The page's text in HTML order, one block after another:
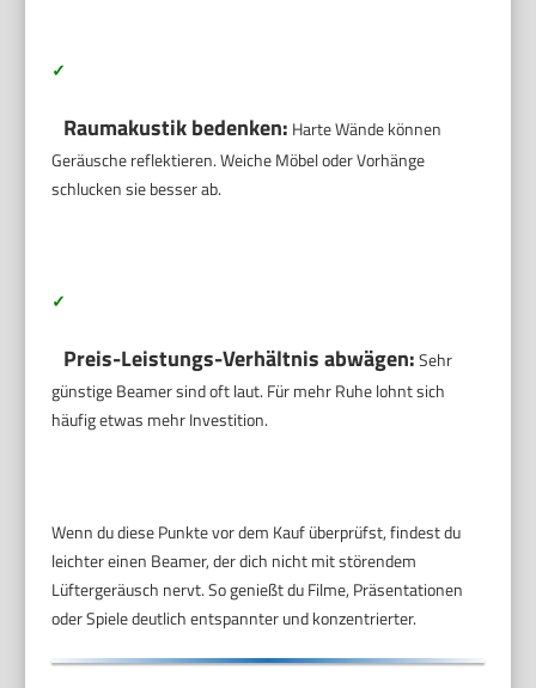
✓
Raumakustik bedenken: Harte Wände können
Geräusche reflektieren. Weiche Möbel oder Vorhänge
schlucken sie besser ab.
✓
Preis-Leistungs-Verhältnis abwägen:Sehr
günstige Beamer sind oft laut. Für mehr Ruhe lohnt sich
häufig etwas mehr Investition.
Wenn du diese Punkte vor dem Kauf überprüfst, findest du
leichter einen Beamer, der dich nicht mit störendem
Lüftergeräusch nervt. So genießt du Filme, Präsentationen
oder Spiele deutlich entspannter und konzentrierter.